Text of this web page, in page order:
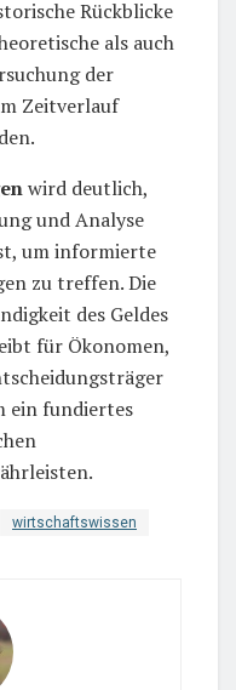
Rückblicke
als auch
der
Zeitverlauf
wird deutlich,
und Analyse
um informierte
zu treffen. Die
des Geldes
für Ökonomen,
ein fundiertes
wirtschaftswissen